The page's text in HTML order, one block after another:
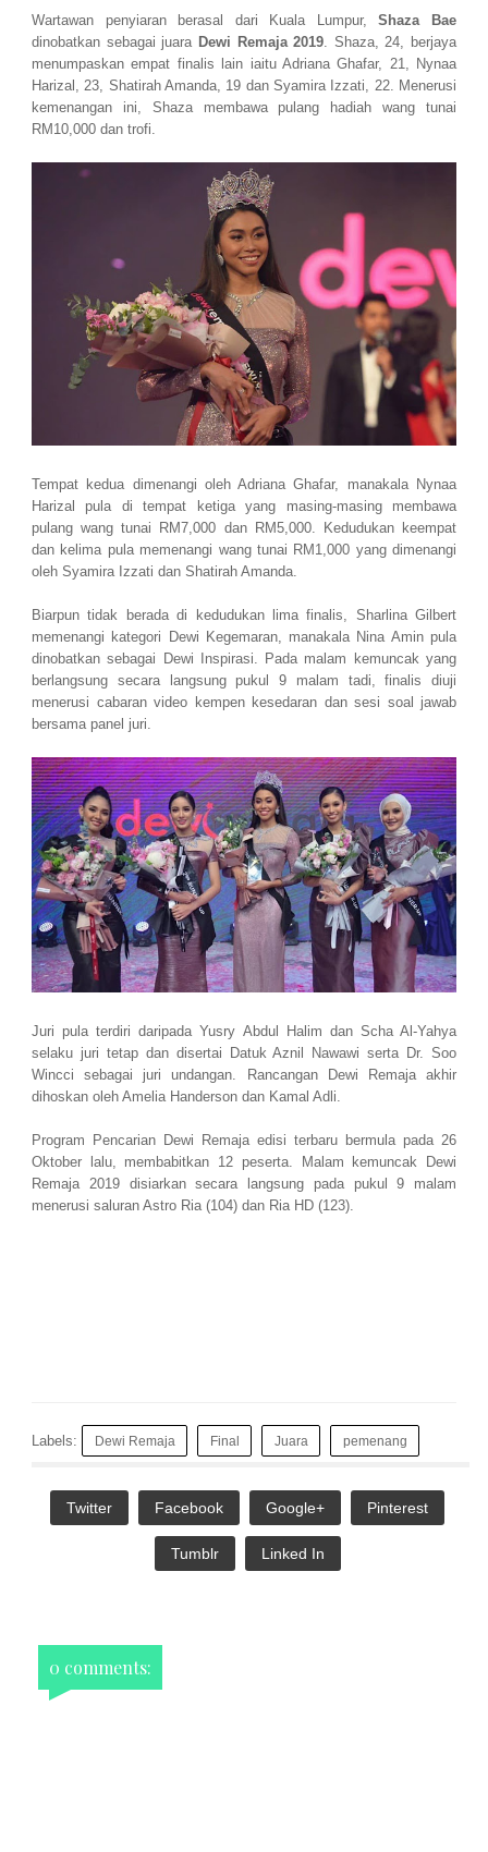
Wartawan penyiaran berasal dari Kuala Lumpur,Shaza Bae
dinobatkan sebagai juara Dewi Remaja 2019. Shaza, 24, berjaya
menumpaskan empat finalis lain iaitu Adriana Ghafar, 21, Nynaa
Harizal, 23, Shatirah Amanda, 19 dan Syamira Izzati, 22. Menerusi
kemenangan ini, Shaza membawa pulang hadiah wang tunai
RM10,000 dan trofi.
Tempat kedua dimenangi oleh Adriana Ghafar, manakala Nynaa
Harizal pula di tempat ketiga yang masing-masing membawa
pulang wang tunai RM7,000 dan RM5,000. Kedudukan keempat
dan kelima pula memenangi wang tunai RM1,000 yang dimenangi
oleh Syamira Izzati dan Shatirah Amanda.
Biarpun tidak berada di kedudukan lima finalis, Sharlina Gilbert
memenangi kategori Dewi Kegemaran, manakala Nina Amin pula
dinobatkan sebagai Dewi Inspirasi. Pada malam kemuncak yang
berlangsung secara langsung pukul 9 malam tadi, finalis diuji
menerusi cabaran video kempen kesedaran dan sesi soal jawab
bersama panel juri.
Juri pula terdiri daripada Yusry Abdul Halim dan Scha Al-Yahya
selaku juri tetap dan disertai Datuk Aznil Nawawi serta Dr. Soo
Wincci sebagai juri undangan. Rancangan Dewi Remaja akhir
dihoskan oleh Amelia Handerson dan Kamal Adli.
Program Pencarian Dewi Remaja edisi terbaru bermula pada 26
Oktober lalu, membabitkan 12 peserta. Malam kemuncak Dewi
Remaja 2019 disiarkan secara langsung pada pukul 9 malam
menerusi saluran Astro Ria (104) dan Ria HD (123).
Labels: Dewi Remaja Final Juara pemenang
Twitter Facebook Google+ Pinterest
Tumblr Linked In
0 comments: